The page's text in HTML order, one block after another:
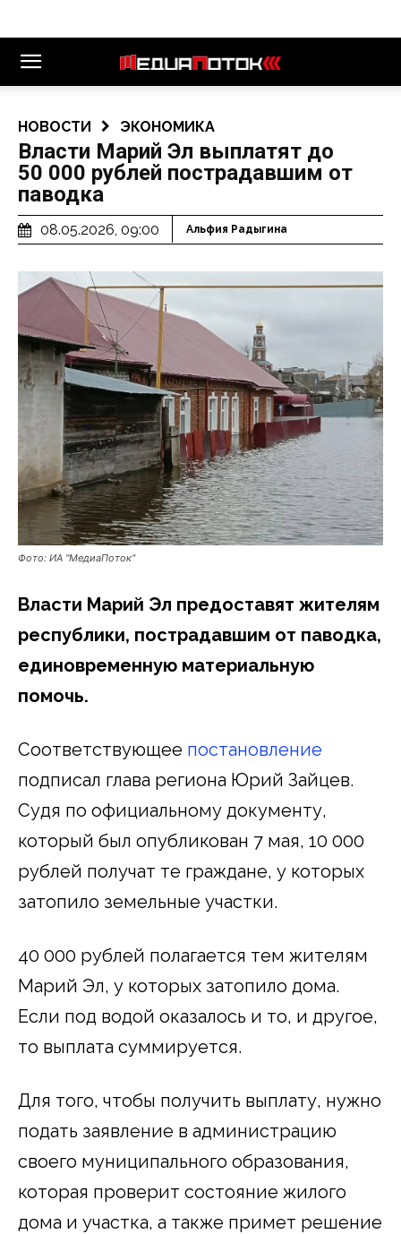
НОВОСТИ ЭКОНОМИКА
Власти Марий Эл выплатят до
50 000 рублей пострадавшим от
паводка
08.05.2026, 09:00 Альфия Радыгина
Фото: ИА "МедиаПоток"
Власти Марий Эл предоставят жителям
республики, пострадавшим от паводка,
единовременную материальную
помочь.
Соответствующее постановление
подписал глава региона Юрий Зайцев.
Судя по официальному документу,
который был опубликован 7 мая, 10 000
рублей получат те граждане, у которых
затопило земельные участки.
40 000 рублей полагается тем жителям
Марий Эл, у которых затопило дома.
Если под водой оказалось и то, и другое,
то выплата суммируется.
Для того, чтобы получить выплату, нужно
подать заявление в администрацию
своего муниципального образования,
которая проверит состояние жилого
дома и участка, а также примет решение